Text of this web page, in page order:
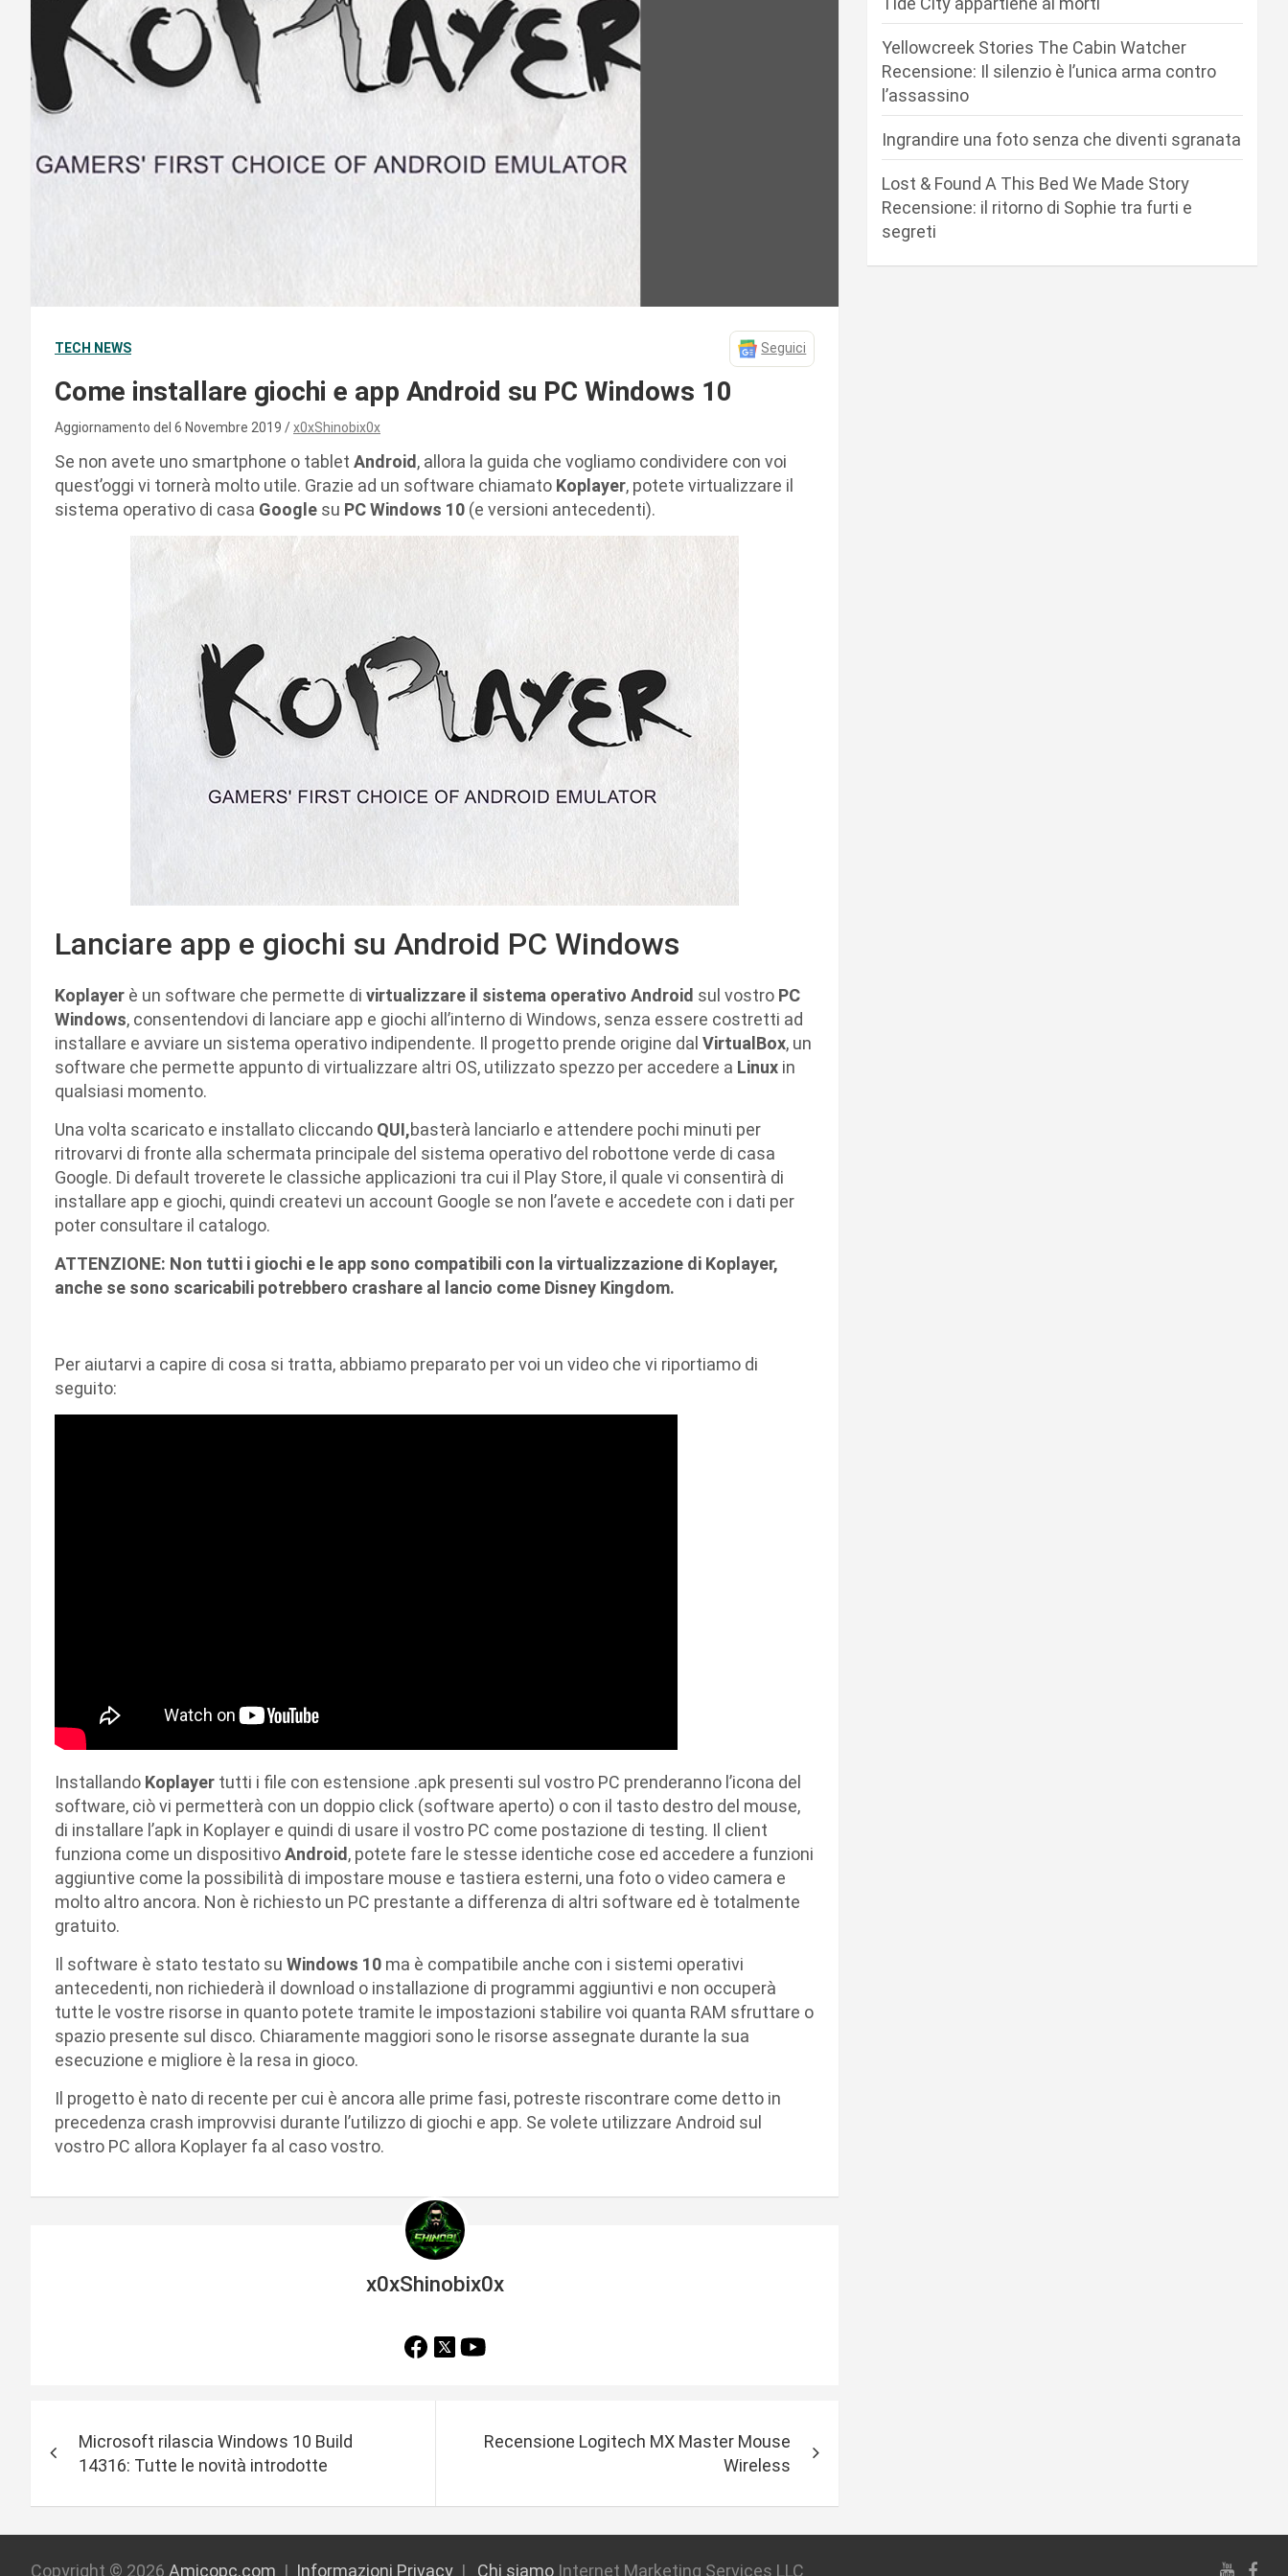
TECH NEWS Seguici
Come installare giochi e app Android su PC Windows 10
Aggiornamento del 6 Novembre 2019 x0xShinobix0x
Se non avete uno smartphone o tablet Android , allora la guida che vogliamo condividere con voi
quest’oggi vi tornerà molto utile. Grazie ad un software chiamato Koplayer, potete virtualizzare il
sistema operativo di casa Google su PC Windows 10 (e versioni antecedenti).
Lanciare app e giochi su Android PC Windows
Koplayer è un software che permette di virtualizzare il sistema operativo Android sul vostro PC
Windows, consentendovi di lanciare app e giochi all’interno di Windows, senza essere costretti ad
installare e avviare un sistema operativo indipendente. Il progetto prende origine dal VirtualBox, un
software che permette appunto di virtualizzare altri OS, utilizzato spezzo per accedere a Linux in
qualsiasi momento.
Una volta scaricato e installato cliccando QUI,basterà lanciarlo e attendere pochi minuti per
ritrovarvi di fronte alla schermata principale del sistema operativo del robottone verde di casa
Google. Di default troverete le classiche applicazioni tra cui il Play Store, il quale vi consentirà di
installare app e giochi, quindi createvi un account Google se non l’avete e accedete con i dati per
poter consultare il catalogo.
ATTENZIONE: Non tutti i giochi e le app sono compatibili con la virtualizzazione di Koplayer,
anche se sono scaricabili potrebbero crashare al lancio come Disney Kingdom.
Per aiutarvi a capire di cosa si tratta, abbiamo preparato per voi un video che vi riportiamo di
seguito:
Installando Koplayer tutti i file con estensione .apk presenti sul vostro PC prenderanno l’icona del
software, ciò vi permetterà con un doppio click (software aperto) o con il tasto destro del mouse,
di installare l’apk in Koplayer e quindi di usare il vostro PC come postazione di testing. Il client
funziona come un dispositivoAndroid , potete fare le stesse identiche cose ed accedere a funzioni
aggiuntive come la possibilità di impostare mouse e tastiera esterni, una foto o video camera e
molto altro ancora. Non è richiesto un PC prestante a differenza di altri software ed è totalmente
gratuito.
Il software è stato testato su Windows 10 ma è compatibile anche con i sistemi operativi
antecedenti, non richiederà il download o installazione di programmi aggiuntivi e non occuperà
tutte le vostre risorse in quanto potete tramite le impostazioni stabilire voi quanta RAM sfruttare o
spazio presente sul disco. Chiaramente maggiori sono le risorse assegnate durante la sua
esecuzione e migliore è la resa in gioco.
Il progetto è nato di recente per cui è ancora alle prime fasi, potreste riscontrare come detto in
precedenza crash improvvisi durante l’utilizzo di giochi e app. Se volete utilizzare Android sul
vostro PC allora Koplayer fa al caso vostro.
x0xShinobix0x
v
i
Microsoft rilascia Windows 10 Build
14316: Tutte le novità introdotte
Recensione Logitech MX Master Mouse
Wireless
Yellowcreek Stories The Cabin Watcher
Recensione: Il silenzio è l’unica arma contro
l’assassino
Ingrandire una foto senza che diventi sgranata
Lost & Found A This Bed We Made Story
Recensione: il ritorno di Sophie tra furti e
segreti
Copyright © 2026 Amicopc.com Informazioni Privacy Chi siamo Internet Marketing Services LLC